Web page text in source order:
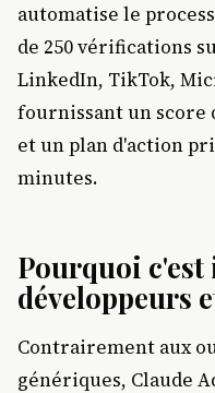
automatise le
de 250 vérifications
LinkedIn, TikTok,
fournissant un score
et un plan d'action
minutes.
Pourquoi
développeurs
Contrairement aux
génériques, Claude